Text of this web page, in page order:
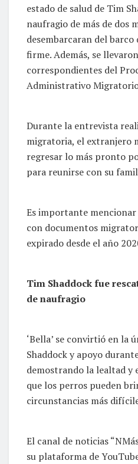
estado de salud de Tim
naufragio de más de dos
desembarcaran del
firme. Además, se
correspondientes del
Administrativo
Durante la entrevista
migratoria, el extranjero
regresar lo más pronto
para reunirse con su
Es importante mencionar
con documentos
expirado desde el año
Tim Shaddock fue
de naufragio
‘Bella’ se convirtió en la
Shaddock y apoyo
demostrando la lealtad y
que los perros pueden
circunstancias más
El canal de noticias
su plataforma de